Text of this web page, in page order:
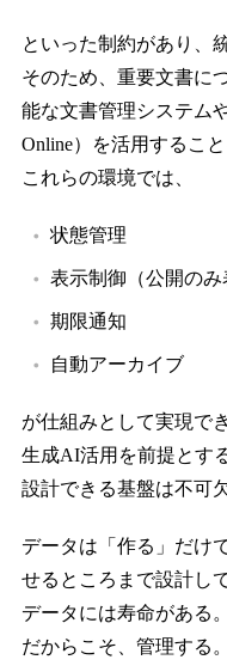
といった制約があり、
そのため、重要文書に
能な文書管理システム
Online）を活用するこ
これらの環境では、
状態管理
表示制御（公開のみ
期限通知
自動アーカイブ
が仕組みとして実現で
生成AI活用を前提とす
設計できる基盤は不可
データは「作る」だけ
せるところまで設計し
データには寿命がある。
だからこそ、管理する。